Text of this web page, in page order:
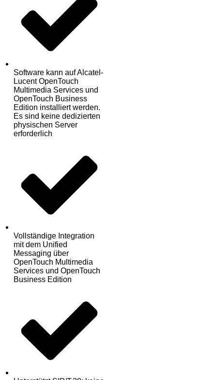
Software kann auf Alcatel-
Lucent OpenTouch
Multimedia Services und
OpenTouch Business
Edition installiert werden.
Es sind keine dedizierten
physischen Server
erforderlich
Vollständige Integration
mit dem Unified
Messaging über
OpenTouch Multimedia
Services und OpenTouch
Business Edition